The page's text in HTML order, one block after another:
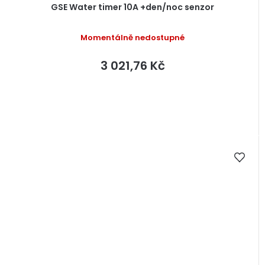
GSE Water timer 10A +den/noc senzor
Momentálně nedostupné
3 021,76 Kč